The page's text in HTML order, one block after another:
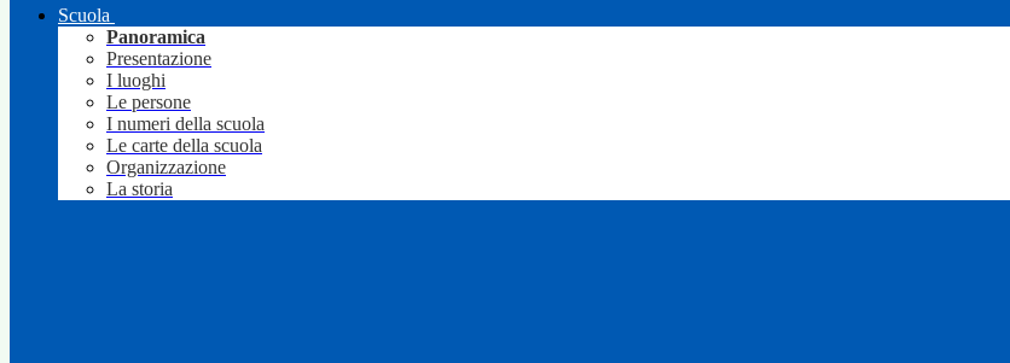
Scuola
Panoramica
Presentazione
I luoghi
Le persone
I numeri della scuola
Le carte della scuola
Organizzazione
La storia